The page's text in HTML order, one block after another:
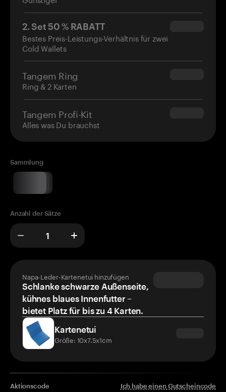
2. Set 50 % RABATT
Bestes Preis-Leistungs-Verhältnis für zwei
Cold Wallets
$34.95
Tangem Ring
Ring & 2 Karten
$160.00
Tangem Profi-Kit
Alles was Du brauchst
$180.00
Sammlung
Anzahl der Sätze
Napa-Leder-Kartenetui hinzufügen
Schlanke schwarze Außenseite,
kühnes blaues Innenfutter –
bietet Platz für bis zu 4 Karten.
Kartenetui
Größe: 10x7.5x1cm
Aktionscode Ich habe einen Gutscheincode